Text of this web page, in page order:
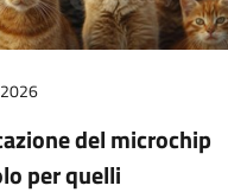
del microchip
per quelli